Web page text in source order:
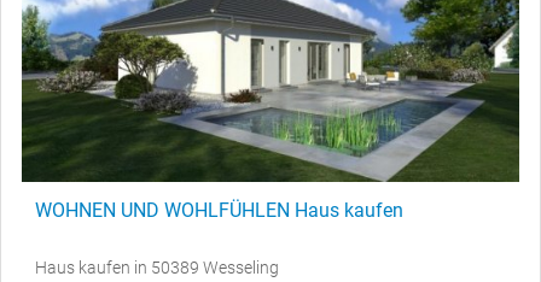
WOHNEN UND WOHLFÜHLEN Haus kaufen
Haus kaufen in 50389 Wesseling